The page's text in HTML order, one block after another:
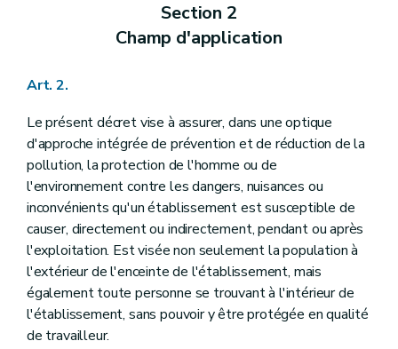
Section 2
Champ d'application
Art. 2.
Le présent décret vise à assurer, dans une optique
d'approche intégrée de prévention et de réduction de la
pollution, la protection de l'homme ou de
l'environnement contre les dangers, nuisances ou
inconvénients qu'un établissement est susceptible de
causer, directement ou indirectement, pendant ou après
l'exploitation. Est visée non seulement la population à
l'extérieur de l'enceinte de l'établissement, mais
également toute personne se trouvant à l'intérieur de
l'établissement, sans pouvoir y être protégée en qualité
de travailleur.